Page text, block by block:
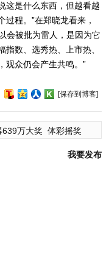
这是什么东西，但越看越
程。”在郑晓龙看来，
会被批为雷人，是因为它
数、选秀热、上市热、
观众仍会产生共鸣。”
[保存到博客]
万大奖 体彩摇奖
我要发布